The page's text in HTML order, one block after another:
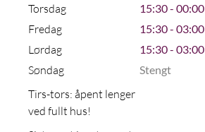
Torsdag 15:30 - 00:00
Fredag 15:30 - 03:00
Lørdag 15:30 - 03:00
Søndag Stengt
Tirs-tors: åpent lenger
ved fullt hus!